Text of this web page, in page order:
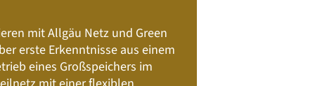
mit Allgäu Netz und Green
erste Erkenntnisse aus einem
eines Großspeichers im